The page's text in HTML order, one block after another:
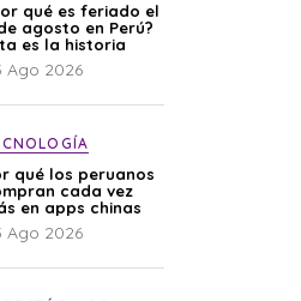
qué es feriado el
agosto en Perú?
es la historia
Ago 2026
qué los peruanos
cada vez
en apps chinas
Ago 2026